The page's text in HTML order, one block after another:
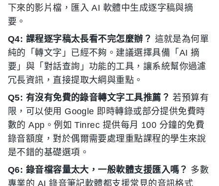
下來的影片檔，匯入 AI 軟體中生成逐字稿與摘
要。
Q4: 課程逐字稿太長看不完怎麼辦？ 這就是為何單
純的「轉文字」已經不夠。建議選擇具備「AI 摘
要」與「對話查詢」功能的工具，讓系統幫你過濾
冗長資訊，直接提取大綱與重點。
Q5: 有沒有免費的錄音轉文字工具推薦？ 若預算有
限，可以使用 Google 即時轉錄或部分提供免費時
數的 App。例如 Tinrec 提供每月 100 分鐘的免費
錄音額度，對於偶爾需要處理重點課程的學生來說
是不錯的基礎選項。
Q6: 錄音檔容量太大，一般軟體支援匯入嗎？ 多數
專業的 AI 錄音筆記軟體都支援常見的音訊格式